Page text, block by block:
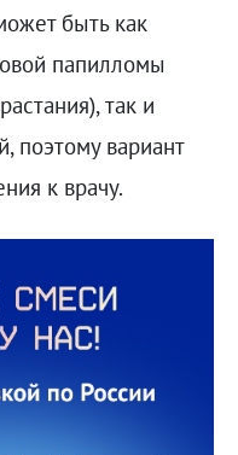
быть как
папилломы
так и
поэтому вариант
к врачу.